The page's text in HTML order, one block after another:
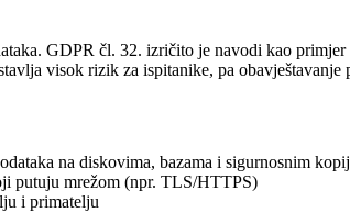
GDPR čl. 32. izričito je navodi kao
visok rizik za ispitanike, pa obavještavanje
na diskovima, bazama i sigurnosnim
putuju mrežom (npr. TLS/HTTPS)
i primatelju